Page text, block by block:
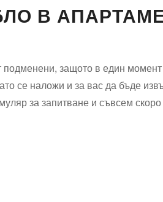
В
подменени, защото в един
се наложи и за вас да бъде
за запитване и съвсем